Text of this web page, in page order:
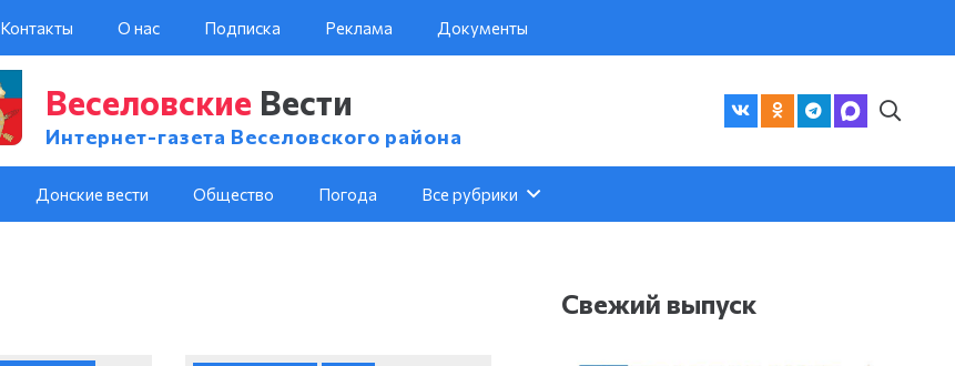
Контакты О нас Подписка Реклама Документы
Веселовские Вести
Интернет-газета Веселовского района
Донские вести Общество Погода Все рубрики
Свежий выпуск